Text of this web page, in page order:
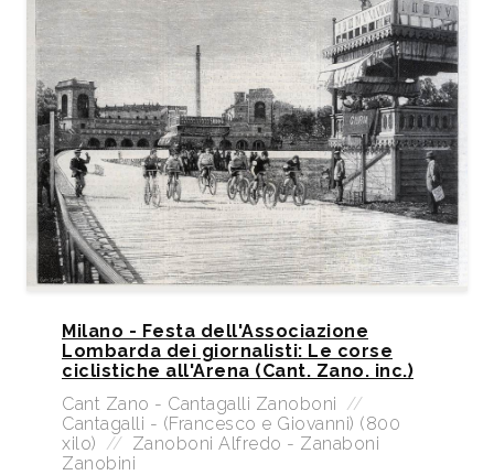
Milano - Festa dell'Associazione
Lombarda dei giornalisti: Le corse
ciclistiche all'Arena (Cant. Zano. inc.)
Cant Zano - Cantagalli Zanoboni //
Cantagalli - (Francesco e Giovanni) (800
xilo) // Zanoboni Alfredo - Zanaboni
Zanobini